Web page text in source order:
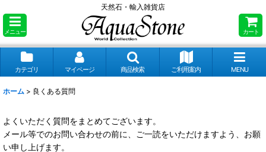
天然石・輸入雑貨店
メニュー カート
カテゴリ マイページ 商品検索 ご利用案内 MENU
ホーム > 良くある質問
よくいただく質問をまとめてございます。
メール等でのお問い合わせの前に、ご一読をいただけますよう、お願
い申し上げます。